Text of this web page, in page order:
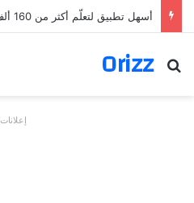
أسهل تطبيق لتعلّم أكثر من 160 ألف فعل بالألمانية
Orizz
بحث عن
إعلانات